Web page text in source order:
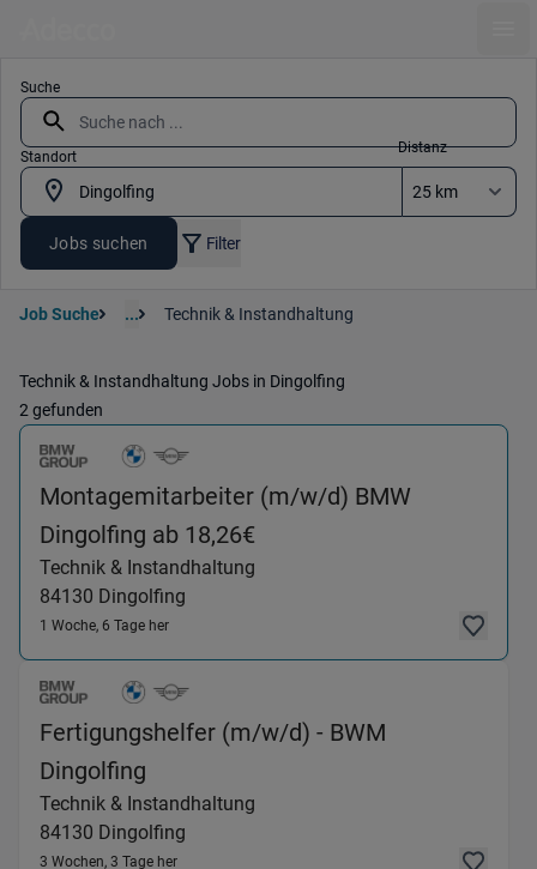
Suche
Standort
Distanz
Jobs suchen Filter
Job Suche ... Technik & Instandhaltung
Technik & Instandhaltung Jobs in Dingolfing
2 gefunden
Montagemitarbeiter (m/w/d) BMW
Dingolfing ab 18,26€
Technik & Instandhaltung
84130 Dingolfing
1 Woche, 6 Tage her
Fertigungshelfer (m/w/d) - BWM
Dingolfing
Technik & Instandhaltung
84130 Dingolfing
3 Wochen, 3 Tage her